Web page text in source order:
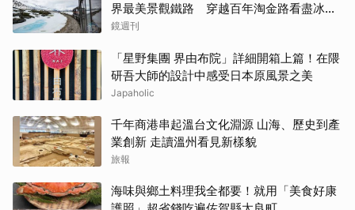
界最美景觀鐵路 穿越百年淘金路看盡冰
河、峽谷與雪山
鏡週刊
「星野集團 界由布院」詳細開箱上篇！在隈
研吾大師的設計中感受日本原風景之美
Japaholic
千年商港串起溫台文化淵源 山海、歷史到產
業創新 走讀溫州看見新樣貌
旅報
海味與鄉土料理我全都要！就用「美食好康